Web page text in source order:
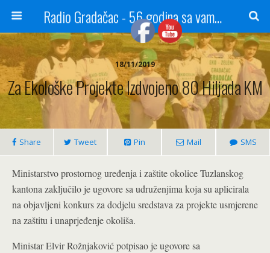
Radio Gradačac - 56 godina sa vama...
18/11/2019
Za Ekološke Projekte Izdvojeno 80 Hiljada KM
Share Tweet Pin Mail SMS
Ministarstvo prostornog uređenja i zaštite okolice Tuzlanskog
kantona zaključilo je ugovore sa udruženjima koja su aplicirala
na objavljeni konkurs za dodjelu sredstava za projekte usmjerene
na zaštitu i unaprjeđenje okoliša.
Ministar Elvir Rožnjaković potpisao je ugovore sa